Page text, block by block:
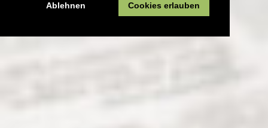
Ablehnen Cookies erlauben